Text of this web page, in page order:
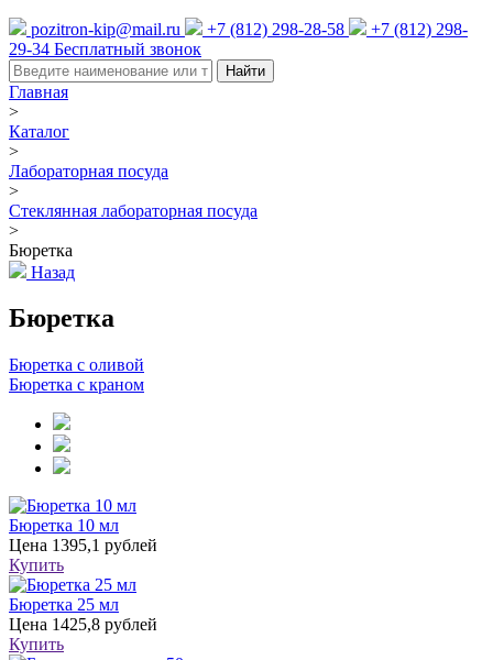
pozitron-kip@mail.ru +7 (812) 298-28-58
+7 (812) 298-
29-34 Бесплатный звонок
Найти
Главная
>
Каталог
>
Лабораторная посуда
>
Стеклянная лабораторная посуда
>
Бюретка
Назад
Бюретка
Бюретка с оливой
Бюретка с краном
Бюретка 10 мл
Цена 1395,1 рублей
Купить
Бюретка 25 мл
Цена 1425,8 рублей
Купить